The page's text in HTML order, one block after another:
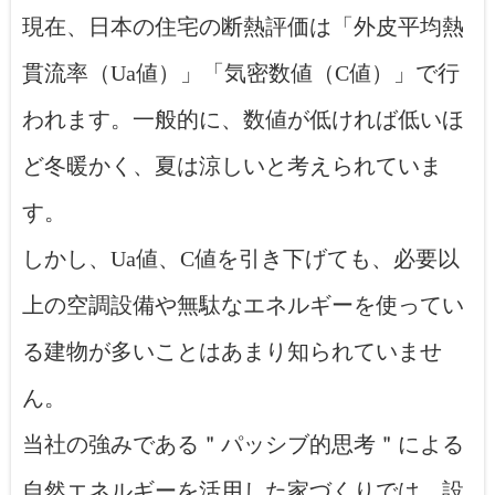
現在、日本の住宅の断熱評価は「外皮平均熱
貫流率（Ua値）」「気密数値（C値）」で行
われます。一般的に、数値が低ければ低いほ
ど冬暖かく、夏は涼しいと考えられていま
す。
しかし、Ua値、C値を引き下げても、必要以
上の空調設備や無駄なエネルギーを使ってい
る建物が多いことはあまり知られていませ
ん。
当社の強みである＂パッシブ的思考＂による